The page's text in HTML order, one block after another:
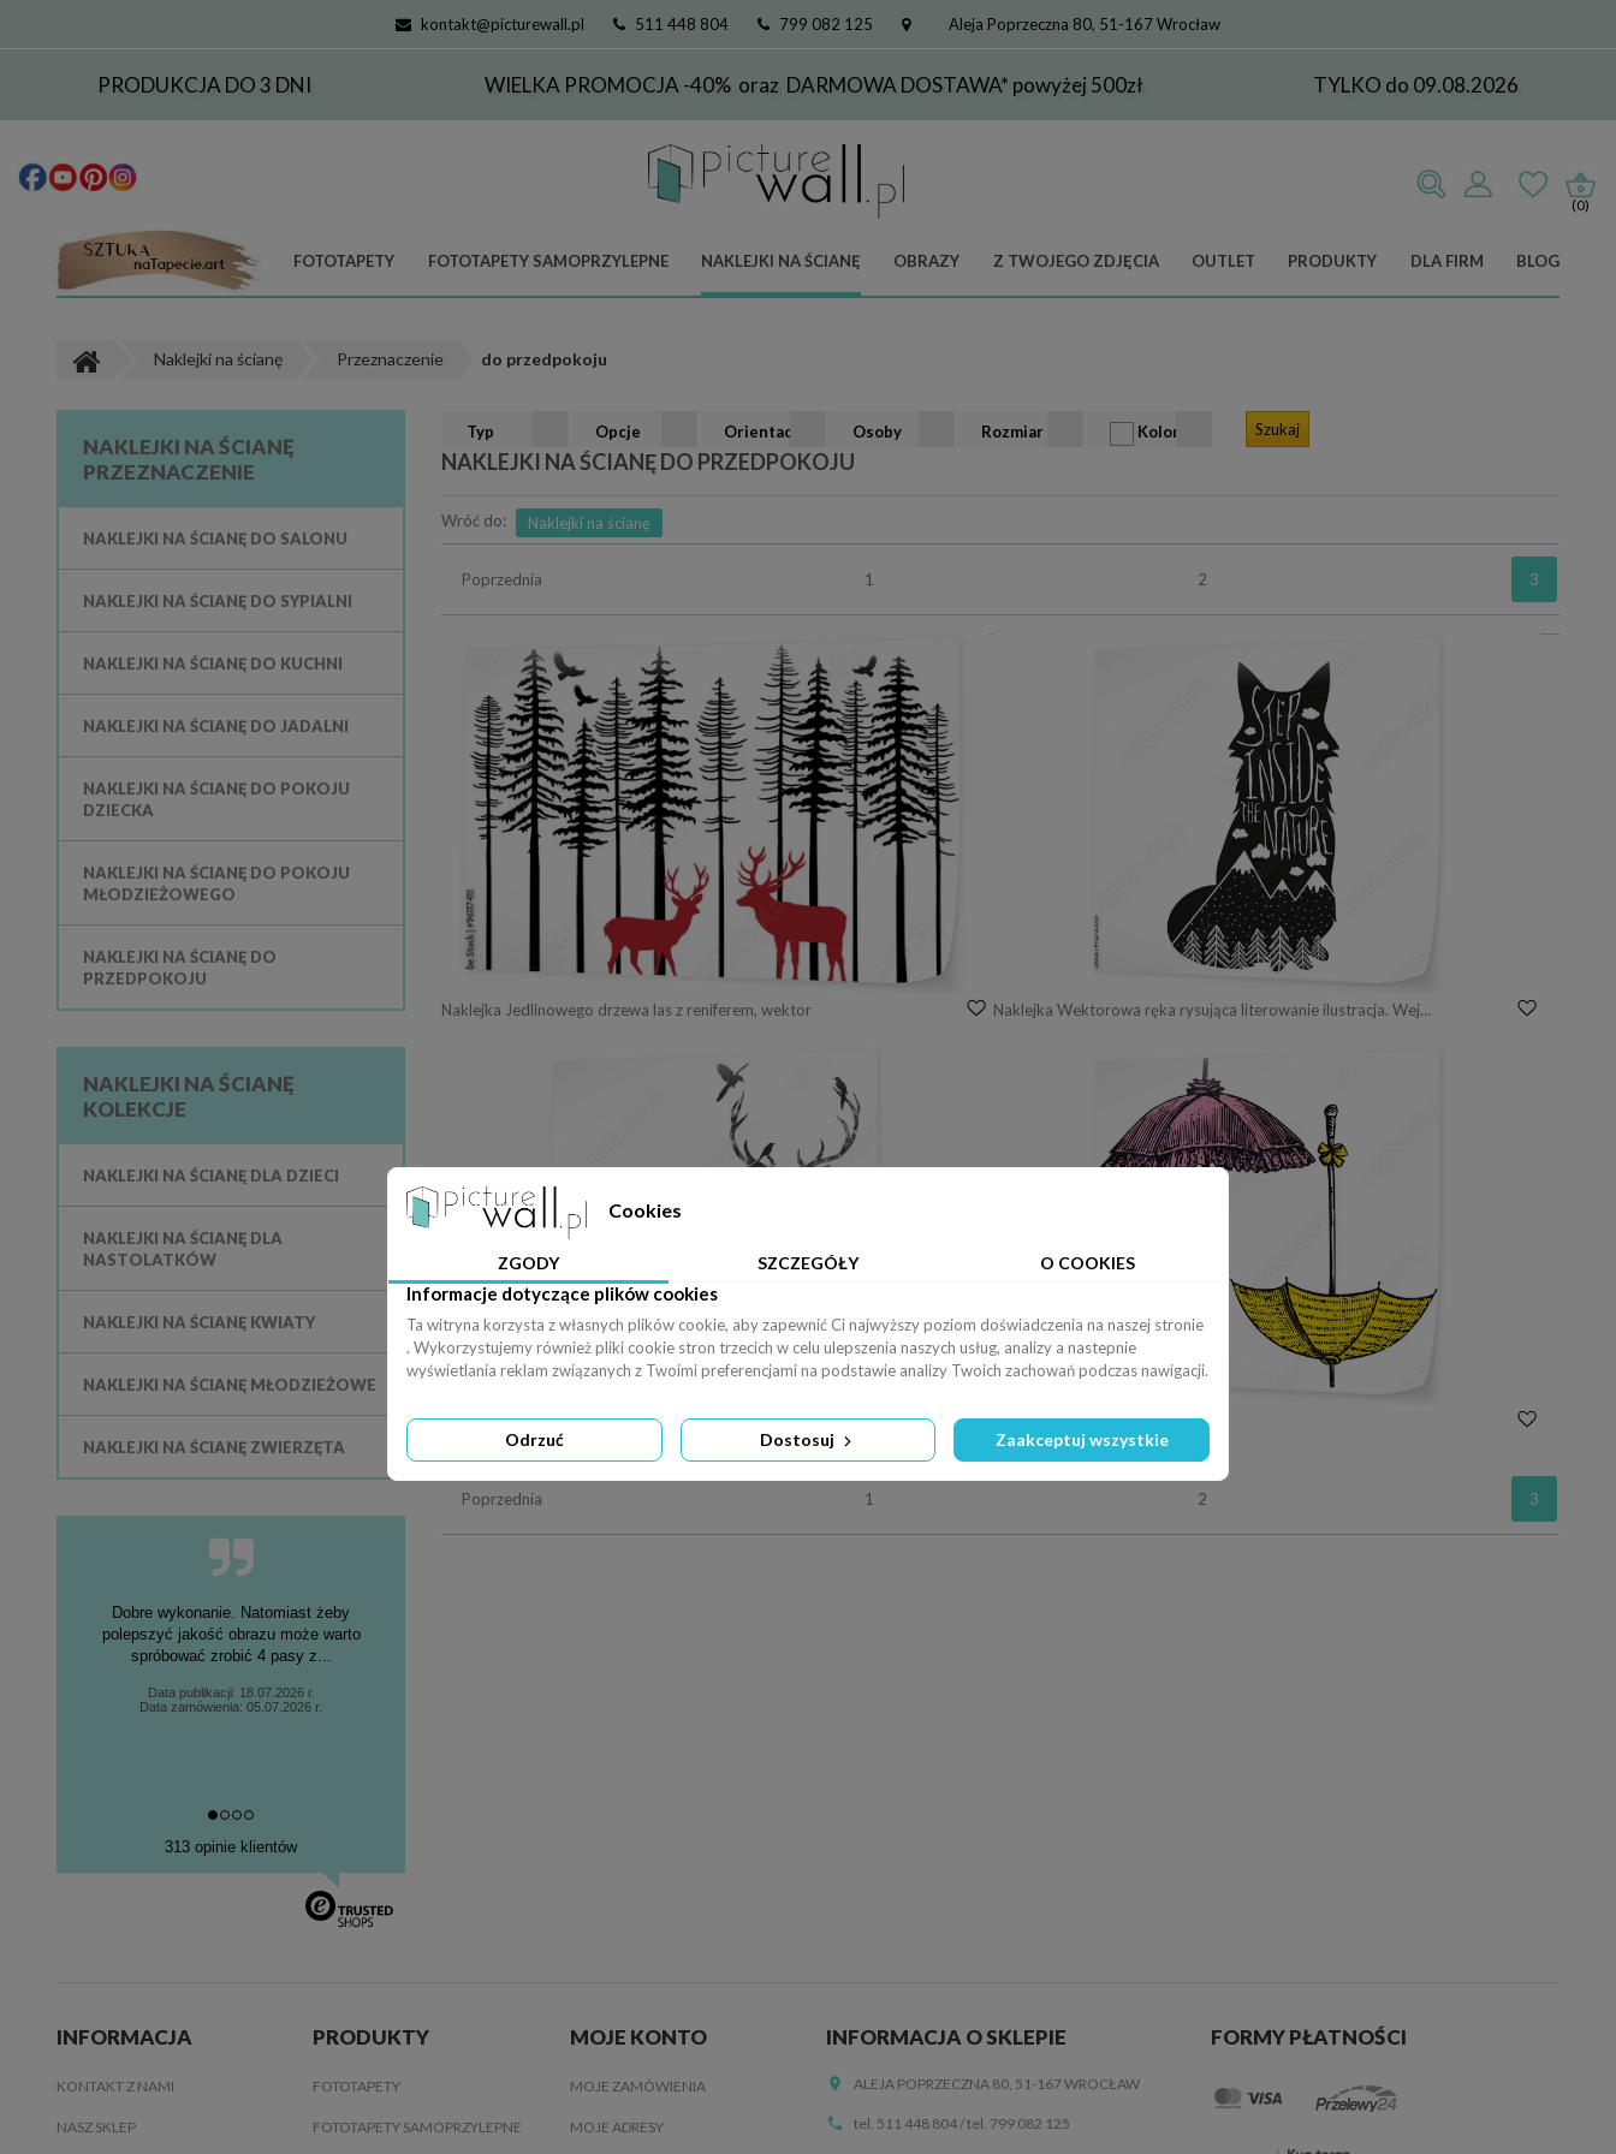
kontakt@picturewall.pl 511 448 804 799 082 125 Aleja Poprzeczna 80, 51-167 Wrocław
PRODUKCJA DO 3 DNI WIELKA PROMOCJA -40% oraz DARMOWA DOSTAWA* powyżej 500zł TYLKO do 09.08.2026
(0)
FOTOTAPETY FOTOTAPETY SAMOPRZYLEPNE NAKLEJKI NA ŚCIANĘ OBRAZY Z TWOJEGO ZDJĘCIA OUTLET PRODUKTY DLA FIRM BLOG
Naklejki na ścianę Przeznaczenie do przedpokoju
Typ Opcje Orientacja Osoby Rozmiar Kolor
NAKLEJKI NA ŚCIANĘ DO PRZEDPOKOJU
Wróć do: Naklejki na ścianę
Poprzednia 1 2 3
Naklejka Jedlinowego drzewa las z reniferem, wektor Naklejka Wektorowa ręka rysująca literowanie ilustracja. Wejdź do natury. Plakat typografii z lisem, górami, lasem sosnowym i chmurami.
Naklejka jeleń Naklejka parasole
Poprzednia 1 2 3
NAKLEJKI NA ŚCIANĘ
PRZEZNACZENIE
NAKLEJKI NA ŚCIANĘ DO SALONU
NAKLEJKI NA ŚCIANĘ DO SYPIALNI
NAKLEJKI NA ŚCIANĘ DO KUCHNI
NAKLEJKI NA ŚCIANĘ DO JADALNI
NAKLEJKI NA ŚCIANĘ DO POKOJU
DZIECKA
NAKLEJKI NA ŚCIANĘ DO POKOJU
MŁODZIEŻOWEGO
NAKLEJKI NA ŚCIANĘ DO
PRZEDPOKOJU
NAKLEJKI NA ŚCIANĘ
KOLEKCJE
NAKLEJKI NA ŚCIANĘ DLA DZIECI
NAKLEJKI NA ŚCIANĘ DLA
NASTOLATKÓW
NAKLEJKI NA ŚCIANĘ KWIATY
NAKLEJKI NA ŚCIANĘ MŁODZIEŻOWE
NAKLEJKI NA ŚCIANĘ ZWIERZĘTA
Dobre wykonanie. Natomiast żeby
polepszyć jakość obrazu może warto
spróbować zrobić 4 pasy z...
Data publikacji: 18.07.2026 r.
Data zamówienia: 05.07.2026 r.
313 opinie klientów
INFORMACJA
KONTAKT Z NAMI
NASZ SKLEP
PRODUKTY
FOTOTAPETY
FOTOTAPETY SAMOPRZYLEPNE
MOJE KONTO
MOJE ZAMÓWIENIA
MOJE ADRESY
INFORMACJA O SKLEPIE
ALEJA POPRZECZNA 80, 51-167 WROCŁAW
tel. 511 448 804/tel. 799 082 125
Cookies
ZGODY SZCZEGÓŁY O COOKIES
Informacje dotyczące plików cookies
Ta witryna korzysta z własnych plików cookie, aby zapewnić Ci najwyższy poziom doświadczenia na naszej stronie
. Wykorzystujemy również pliki cookie stron trzecich w celu ulepszenia naszych usług, analizy a nastepnie
wyświetlania reklam związanych z Twoimi preferencjami na podstawie analizy Twoich zachowań podczas nawigacji.
Odrzuć Dostosuj Zaakceptuj wszystkie
FORMY PŁATNOŚCI